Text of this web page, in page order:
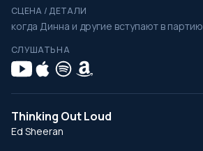
СЦЕНА / ДЕТАЛИ
когда Динна и другие вступают в партию
СЛУШАТЬ НА
Thinking Out Loud
Ed Sheeran